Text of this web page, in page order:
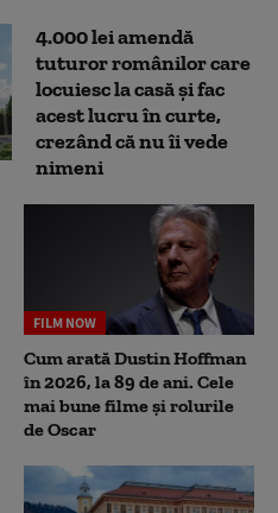
4.000 lei amendă
tuturor românilor care
locuiesc la casă și fac
acest lucru în curte,
crezând că nu îi vede
nimeni
FILM NOW
Cum arată Dustin Hoffman
în 2026, la 89 de ani. Cele
mai bune filme și rolurile
de Oscar